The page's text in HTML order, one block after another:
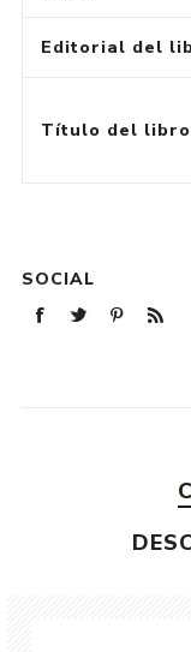
Editorial del
Título del libro
SOCIAL